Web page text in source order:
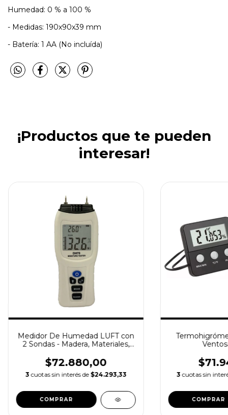
Humedad: 0 % a 100 %
- Medidas: 190x90x39 mm
- Batería: 1 AA (No incluída)
¡Productos que te pueden
interesar!
Medidor De Humedad LUFT con
2 Sondas - Madera, Materiales,
$72.880,00
3 cuotas sin interés de $24.293,33 3 cuotas sin